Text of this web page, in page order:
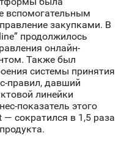
вспомогательным
закупками. В
продолжилось
онлайн-
Также был
системы принятия
правил, давший
линейки
показатель этого
сократился в 1,5 раза